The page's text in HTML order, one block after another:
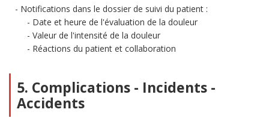
Notifications dans le dossier de suivi du patient :
Date et heure de l'évaluation de la douleur
Valeur de l'intensité de la douleur
Réactions du patient et collaboration
5. Complications - Incidents -
Accidents